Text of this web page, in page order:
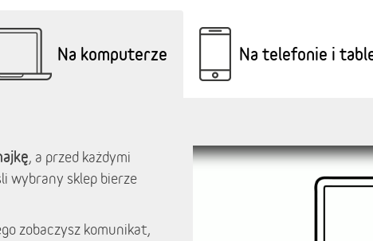
Na komputerze Na telefonie i
, a przed każdymi
wybrany sklep bierze
zobaczysz komunikat,